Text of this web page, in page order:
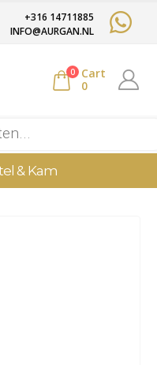
+316 14711885
INFO@AURGAN.NL
0
Cart
0
& Kam